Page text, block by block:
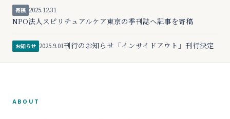
寄稿 2025.12.31
NPO法人スピリチュアルケア東京の季刊誌へ記事を寄稿
お知らせ 2025.9.01刊行のお知らせ「インサイドアウト」刊行決定
ABOUT